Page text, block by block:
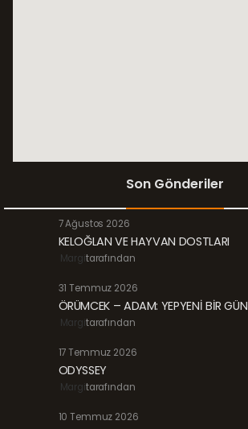
Son Gönderiler
7 Ağustos 2026
KELOĞLAN VE HAYVAN DOSTLARI
Margitarafından
31 Temmuz 2026
ÖRÜMCEK – ADAM: YEPYENİ BİR GÜN
Margitarafından
17 Temmuz 2026
ODYSSEY
Margitarafından
10 Temmuz 2026